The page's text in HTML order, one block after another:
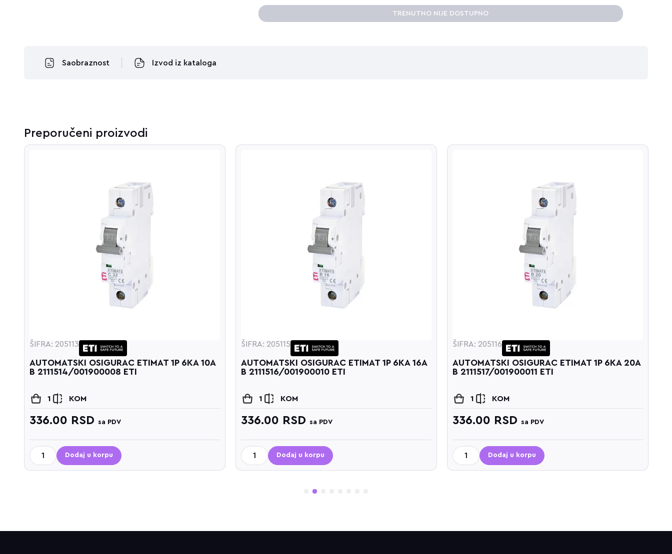
TRENUTNO NIJE DOSTUPNO
Saobraznost Izvod iz kataloga
Preporučeni proizvodi
ŠIFRA: 205113
AUTOMATSKI OSIGURAC ETIMAT 1P 6KA 10A
B 2111514/001900008 ETI
1 KOM
336.00 RSD sa PDV
Dodaj u korpu
ŠIFRA: 205115
AUTOMATSKI OSIGURAC ETIMAT 1P 6KA 16A
B 2111516/001900010 ETI
1 KOM
336.00 RSD sa PDV
Dodaj u korpu
ŠIFRA: 205116
AUTOMATSKI OSIGURAC ETIMAT 1P 6KA 20A
B 2111517/001900011 ETI
1 KOM
336.00 RSD sa PDV
Dodaj u korpu
5